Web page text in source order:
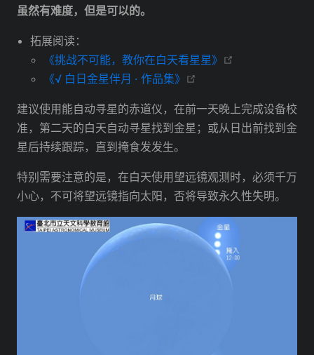
虽然有难度，但是可以的。
拓展阅读：
《挑战不可能，教你在白天看星星》
《√ 白日金星伴月 · 作品集》
建议使用能自动寻星的赤道仪，在前一天晚上完成设备校
准，第二天的白天自动寻星找到金星；或从日出前找到金
星后持续跟踪，直到掩食发发生。
特别需要注意的是，在白天使用望远镜观测时，必须千万
小心，不可将望远镜指向太阳，否将导致永久性失明。